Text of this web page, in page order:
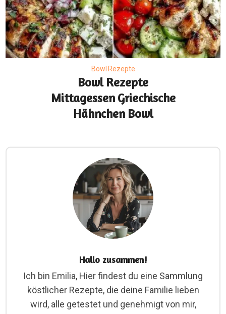
Bowl Rezepte
Bowl Rezepte
Mittagessen Griechische
Hähnchen Bowl
Hallo zusammen!
Ich bin Emilia, Hier findest du eine Sammlung
köstlicher Rezepte, die deine Familie lieben
wird, alle getestet und genehmigt von mir,